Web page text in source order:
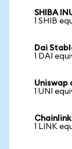
SHIBA
1 SHIB
Dai
1 DAI
Uniswap
1 UNI
1 LINK